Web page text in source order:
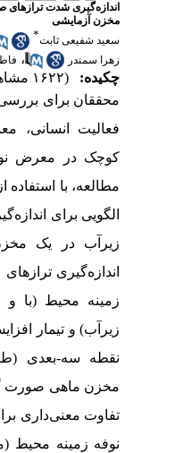
اندازه‌گیری‌ شدت
مخزن آزمایشی
سعید شفیعی ثابت*
زهرا سمندر ،
چکیده:
(۱۶۲۲ مشاهده)
محققان برای بررسی
فعالیت انسانی،
کوچک در معرض
مطالعه، با استفاده از
الگویی برای
زیرآب در یک
اندازه‌گیری
زمینه محیط (با و
زیرآب) و تیمار
نقطه سه-‌بعدی
مخزن ماهی صورت
تفاوت معنی‌داری
نوفه زمینه محیط (